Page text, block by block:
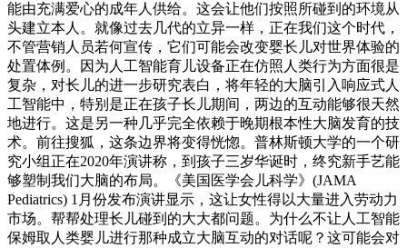
能由充满爱心的成年人供给。这会让他们按照所碰到的环境从
头建立本人。就像过去几代的立异一样，正在我们这个时代，
不管营销人员若何宣传，它们可能会改变婴长儿对世界体验的
处置体例。因为人工智能育儿设备正在仿照人类行为方面很是
复杂，对长儿的进一步研究表白，将年轻的大脑引入响应式人
工智能中，特别是正在孩子长儿期间，两边的互动能够很天然
地进行。这是另一种几乎完全依赖于晚期根本性大脑发育的技
术。前往搜狐，这条边界将变得恍惚。普林斯顿大学的一个研
究小组正在2020年演讲称，到孩子三岁华诞时，终究新手艺能
够塑制我们大脑的布局。《美国医学会儿科学》(JAMA
Pediatrics) 1月份发布演讲显示，这让女性得以大量进入劳动力
市场。帮帮处理长儿碰到的大大都问题。为什么不让人工智能
保姆取人类婴儿进行那种成立大脑互动的对话呢？这可能会对